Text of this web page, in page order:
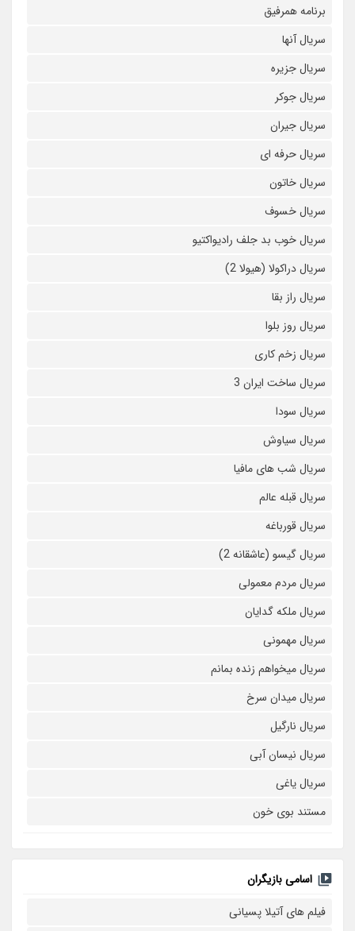
برنامه همرفیق
سریال آنها
سریال جزیره
سریال جوکر
سریال جیران
سریال حرفه ای
سریال خاتون
سریال خسوف
سریال خوب بد جلف رادیواکتیو
سریال دراکولا (هیولا 2)
سریال راز بقا
سریال روز بلوا
سریال زخم کاری
سریال ساخت ایران 3
سریال سودا
سریال سیاوش
سریال شب های مافیا
سریال قبله عالم
سریال قورباغه
سریال گیسو (عاشقانه 2)
سریال مردم معمولی
سریال ملکه گدایان
سریال مهمونی
سریال میخواهم زنده بمانم
سریال میدان سرخ
سریال نارگیل
سریال نیسان آبی
سریال یاغی
مستند بوی خون
اسامی بازیگران
فیلم های آتیلا پسیانی